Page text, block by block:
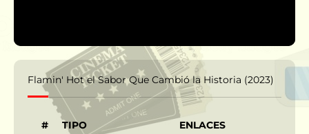
Flamin' Hot el Sabor Que Cambió la Historia (2023)
# TIPO ENLACES